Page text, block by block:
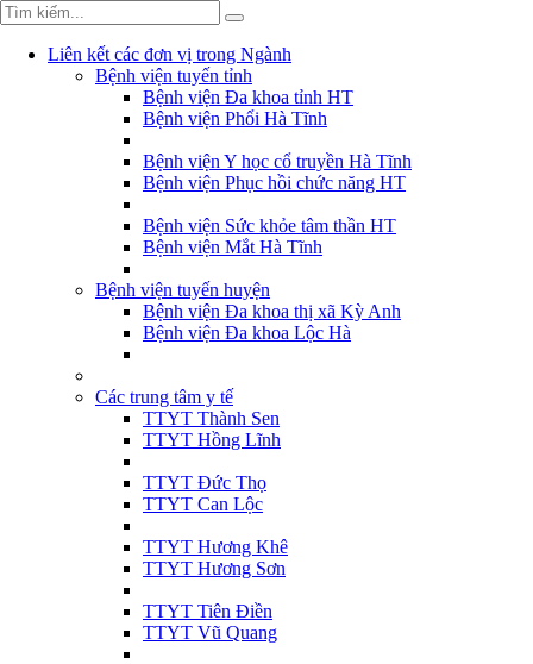
Liên kết các đơn vị trong Ngành
Bệnh viện tuyến tỉnh
Bệnh viện Đa khoa tỉnh HT
Bệnh viện Phổi Hà Tĩnh
Bệnh viện Y học cổ truyền Hà Tĩnh
Bệnh viện Phục hồi chức năng HT
Bệnh viện Sức khỏe tâm thần HT
Bệnh viện Mắt Hà Tĩnh
Bệnh viện tuyến huyện
Bệnh viện Đa khoa thị xã Kỳ Anh
Bệnh viện Đa khoa Lộc Hà
Các trung tâm y tế
TTYT Thành Sen
TTYT Hồng Lĩnh
TTYT Đức Thọ
TTYT Can Lộc
TTYT Hương Khê
TTYT Hương Sơn
TTYT Tiên Điền
TTYT Vũ Quang